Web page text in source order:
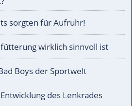
sorgten für Aufruhr!
wirklich sinnvoll ist
Boys der Sportwelt
des Lenkrades